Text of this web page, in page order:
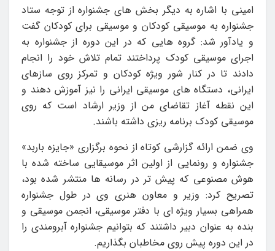
امینی با اشاره به دیگر بخش های جشنواره از توجه ستاد
جشنواره به موسیقی کودکان و موسیقی برای کودکان گفت
و یادآور شد: گروه هایی که در این دوره از جشنواره به
اجرای موسیقی کودک پرداختند تمام تلاش خود را انجام
دادند تا در کنار شور ویژه کودکان و تمرکز روی سازهای
ایرانی، دستگاه های موسیقی ایرانی را نیز آموزش دهند و
این نقطه آغاز تقاضای من از وزیر ارشاد است که روی
موسیقی کودک برنامه ریزی داشته باشند.
وی ضمن ارائه گزارشی کوتاه از نحوه برگزاری «جایزه باربد»
جشنواره و رونمایی از اولین اثر موسیقایی ساخته شده با
هوش مصنوعی که پیش تر در رسانه ها منتشر شده بود،
تصریح کرد: وزیر و معاون هنری وی در طول جشنواره
همراهی بسیار ویژه ای با دفتر موسیقی، انجمن موسیقی و
بنده به عنوان دبیر داشتند که بتوانیم جشنواره آبرومندی را
در این دوره پیش روی مخاطبان بگذاریم.